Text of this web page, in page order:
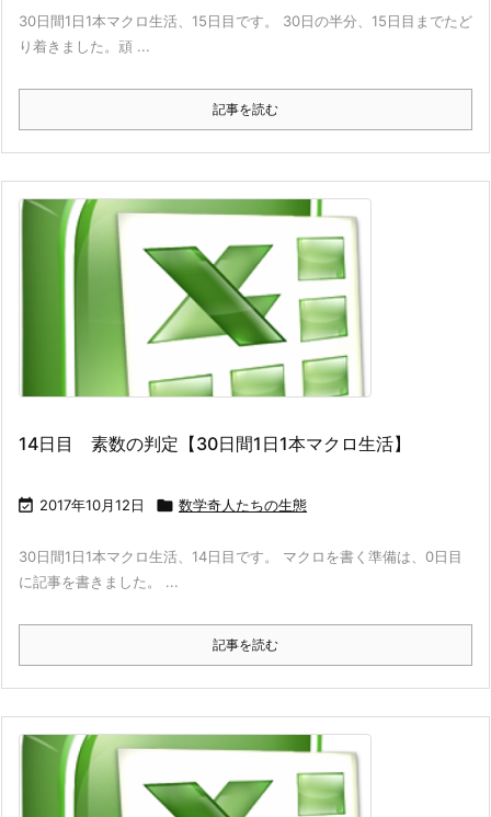
30日間1日1本マクロ生活、15日目です。 30日の半分、15日目までたど
り着きました。頑 ...
記事を読む
14日目 素数の判定【30日間1日1本マクロ生活】
 2017年10月12日  数学奇人たちの生態
30日間1日1本マクロ生活、14日目です。 マクロを書く準備は、0日目
に記事を書きました。 ...
記事を読む